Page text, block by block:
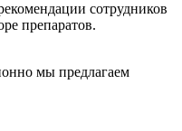
сотрудников
препаратов.
мы предлагаем